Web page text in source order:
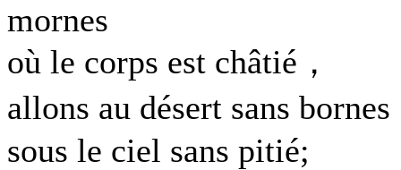
mornes
où le corps est châtié，
allons au désert sans
sous le ciel sans pitié;